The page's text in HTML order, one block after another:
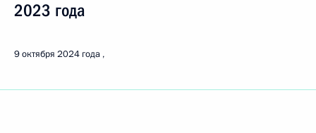
2023 года
9 октября 2024 года